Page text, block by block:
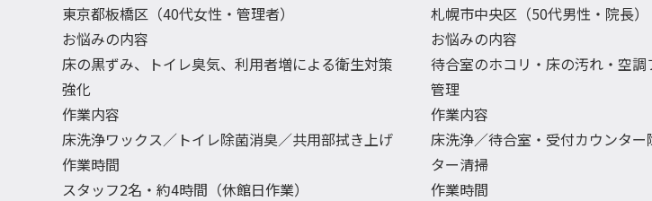
東京都板橋区（40代女性・管理者）
お悩みの内容
床の黒ずみ、トイレ臭気、利用者増による衛生対策
強化
作業内容
床洗浄ワックス／トイレ除菌消臭／共用部拭き上げ
作業時間
スタッフ2名・約4時間（休館日作業）
札幌市中央区（50代男性・院長）
お悩みの内容
待合室のホコリ・床の汚れ・空
管理
作業内容
床洗浄／待合室・受付カウンタ
ター清掃
作業時間